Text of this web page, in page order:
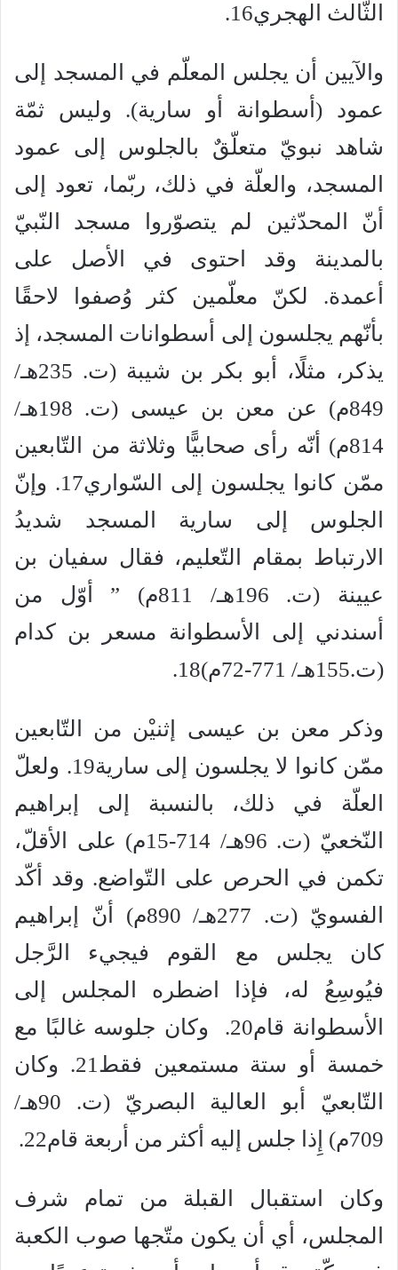
الثّالث الهجري16.
والآيين أن يجلس المعلّم في المسجد إلى
عمود (أسطوانة أو سارية). وليس ثمّة
شاهد نبويّ متعلّقٌ بالجلوس إلى عمود
المسجد، والعلّة في ذلك، ربّما، تعود إلى
أنّ المحدّثين لم يتصوّروا مسجد النّبيّ
بالمدينة وقد احتوى في الأصل على
أعمدة. لكنّ معلّمين كثر وُصفوا لاحقًا
بأنّهم يجلسون إلى أسطوانات المسجد، إذ
يذكر، مثلًا، أبو بكر بن شيبة (ت. 235هـ/
849م) عن معن بن عيسى (ت. 198هـ/
814م) أنّه رأى صحابيًّا وثلاثة من التّابعين
ممّن كانوا يجلسون إلى السّواري17. وإنّ
الجلوس إلى سارية المسجد شديدُ
الارتباط بمقام التّعليم، فقال سفيان بن
عيينة (ت. 196هـ/ 811م) ” أوّل من
أسندني إلى الأسطوانة مسعر بن كدام
(ت.155هـ/ 771-72م)18.
وذكر معن بن عيسى إثنيْن من التّابعين
ممّن كانوا لا يجلسون إلى سارية19. ولعلّ
العلّة في ذلك، بالنسبة إلى إبراهيم
النّخعيّ (ت. 96هـ/ 714-15م) على الأقلّ،
تكمن في الحرص على التّواضع. وقد أكّد
الفسويّ (ت. 277هـ/ 890م) أنّ إبراهيم
كان يجلس مع القوم فيجيء الرَّجل
فيُوسِعُ له، فإذا اضطره المجلس إلى
الأسطوانة قام20. وكان جلوسه غالبًا مع
خمسة أو ستة مستمعين فقط21. وكان
التّابعيّ أبو العالية البصريّ (ت. 90هـ/
709م) إِذا جلس إليه أكثر من أربعة قام22.
وكان استقبال القبلة من تمام شرف
المجلس، أي أن يكون متّجها صوب الكعبة